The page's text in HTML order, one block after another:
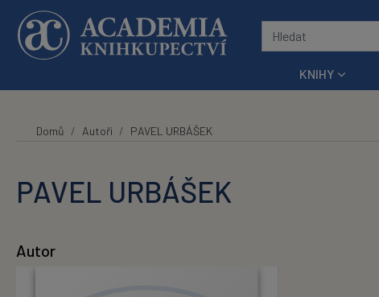
Přeskočit na hlavní obsah
KNIHY
Domů Autoři PAVEL URBÁŠEK
PAVEL URBÁŠEK
Autor